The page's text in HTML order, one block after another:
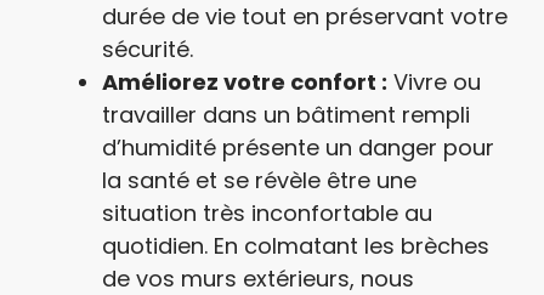
durée de vie tout en préservant votre
sécurité.
Améliorez votre confort : Vivre ou
travailler dans un bâtiment rempli
d’humidité présente un danger pour
la santé et se révèle être une
situation très inconfortable au
quotidien. En colmatant les brèches
de vos murs extérieurs, nous